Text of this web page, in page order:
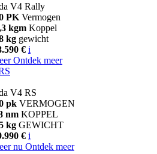
V4 Rally
PK Vermogen
kgm Koppel
kg gewicht
€ i
Ontdek meer
V4 RS
pk VERMOGEN
nm KOPPEL
kg GEWICHT
€ i
nu Ontdek meer